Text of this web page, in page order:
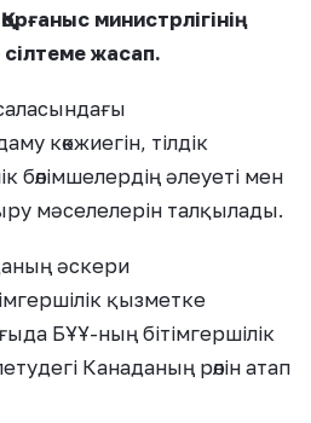
Қорғаныс министрлігінің
жасап.
көкжиегін, тілдік
бөлімшелердің әлеуеті мен
мәселелерін талқылады.
әскери
қызметке
БҰҰ-ның бітімгершілік
Канаданың рөлін атап